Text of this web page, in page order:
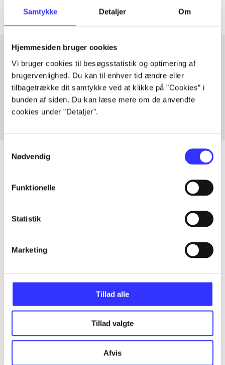
Samtykke Detaljer Om
Hjemmesiden bruger cookies
Vi bruger cookies til besøgsstatistik og optimering af
brugervenlighed. Du kan til enhver tid ændre eller
tilbagetrække dit samtykke ved at klikke på ”Cookies” i
bunden af siden. Du kan læse mere om de anvendte
cookies under ”Detaljer”.
Nødvendig
Funktionelle
Statistik
Marketing
Tillad alle
Tillad valgte
Afvis
Artikler med samme emner
Fra
Artikler